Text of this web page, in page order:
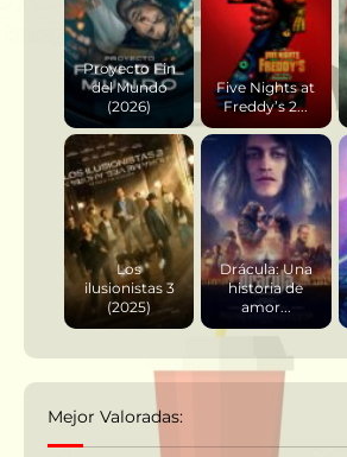
Proyecto Fin
del Mundo
(2026)
Five Nights at
Freddy’s 2...
Los
ilusionistas 3
(2025)
Drácula: Una
historia de
amor...
Mejor Valoradas: